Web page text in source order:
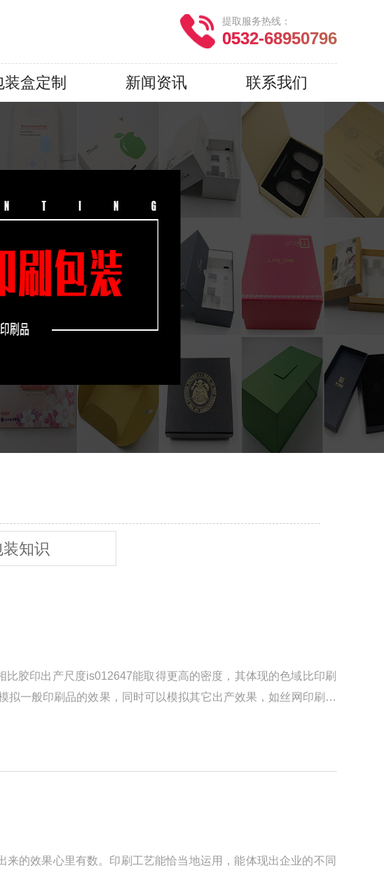
提取服务热线：
0532-68950796
装盒定制 新闻资讯 联系我们
装知识
胶印出产尺度is012647能取得更高的密度，其体现的色域比印刷
一般印刷品的效果，同时可以模拟其它出产效果，如丝网印刷，
的效果心里有数。印刷工艺能恰当地运用，能体现出企业的不同